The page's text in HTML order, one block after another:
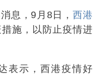
息，9月8日， 西港
施，以防止疫情进
表示，西港疫情好